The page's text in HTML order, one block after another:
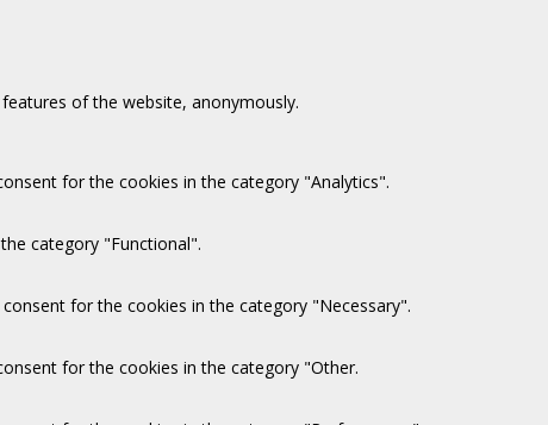
of the website, anonymously.
for the cookies in the category "Analytics".
category "Functional".
for the cookies in the category "Necessary".
for the cookies in the category "Other.